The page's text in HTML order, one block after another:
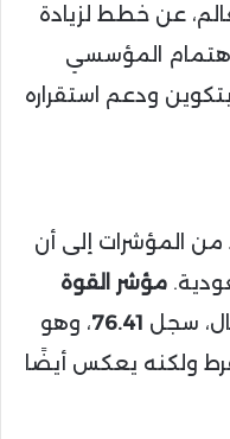
عن خطط لزيادة
المؤسسي
ودعم استقراره
من المؤشرات إلى أن
مؤشر القوة
سجل 76.41، وهو
ولكنه يعكس أيضًا